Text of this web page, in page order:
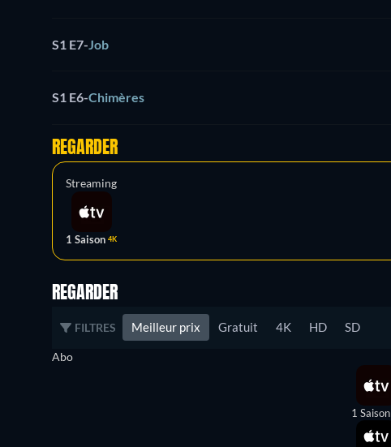
S1 E7- Job
S1 E6-Chimères
REGARDER
Streaming
1 Saison 4K
REGARDER
FILTRES Meilleur prix Gratuit 4K HD SD
Abo
1 Saison